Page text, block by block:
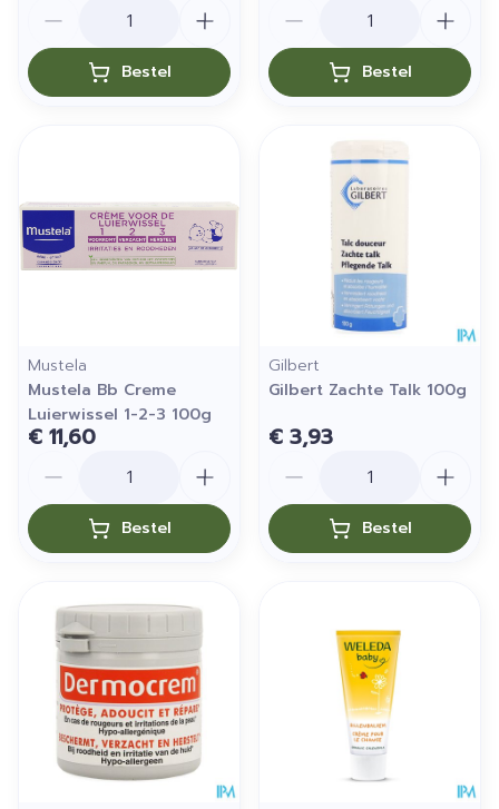
Bestel Bestel
Mustela
Mustela Bb Creme
Luierwissel 1-2-3 100g
€ 11,60
Bestel
Gilbert
Gilbert Zachte Talk 100g
€ 3,93
Bestel